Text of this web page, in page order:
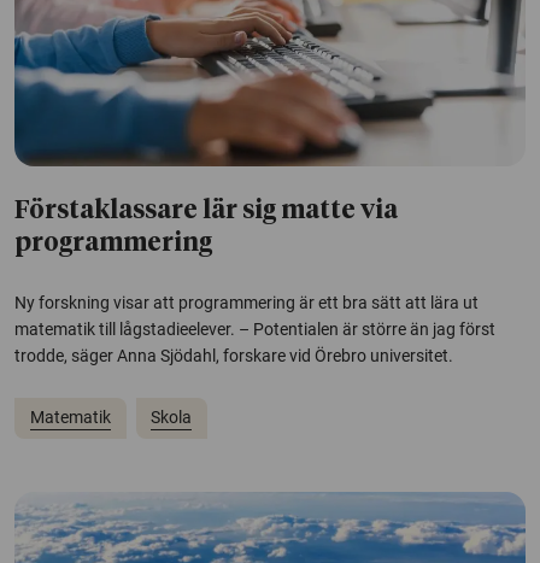
Förstaklassare lär sig matte via
programmering
Ny forskning visar att programmering är ett bra sätt att lära ut
matematik till lågstadieelever. – Potentialen är större än jag först
trodde, säger Anna Sjödahl, forskare vid Örebro universitet.
Matematik Skola